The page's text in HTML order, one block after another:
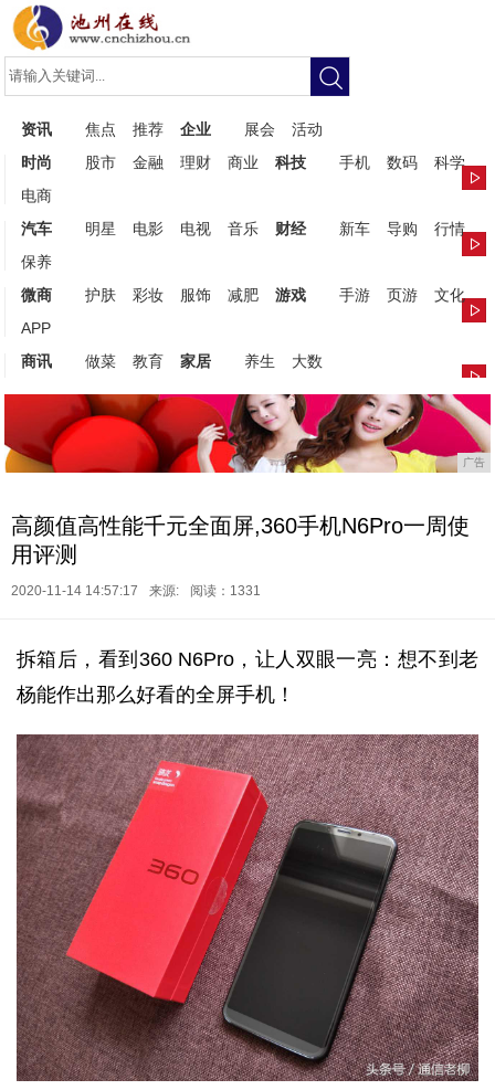
资讯 焦点 推荐 企业 展会
活动
时尚
股市 金融 理财 商业 科技 手机 数码
科学
电商
汽车
明星 电影 电视 音乐 财经 新车 导购
行情
保养
微商
护肤 彩妆 服饰 减肥 游戏 手游 页游
文化
APP
商讯
做菜 教育 家居 养生 大数
广告
高颜值高性能千元全面屏,360手机N6Pro一周使
用评测
2020-11-14 14:57:17 来源: 阅读：1331
拆箱后，看到360 N6Pro，让人双眼一亮：想不到老
杨能作出那么好看的全屏手机！